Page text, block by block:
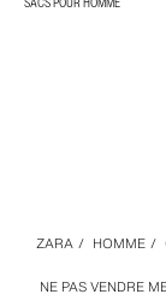
NE PAS VENDRE
ZARA / HOMME /